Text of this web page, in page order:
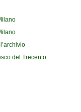
del Trecento